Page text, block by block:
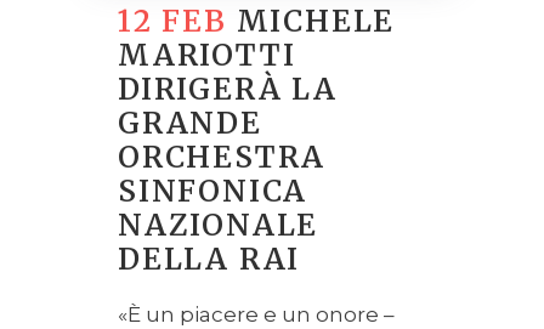
12 FEB MICHELE
MARIOTTI
DIRIGERÀ LA
GRANDE
ORCHESTRA
SINFONICA
NAZIONALE
DELLA RAI
«È un piacere e un onore –